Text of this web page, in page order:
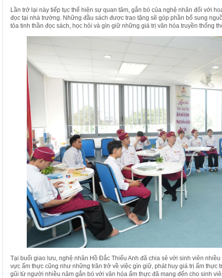
Lần trở lại này tiếp tục thể hiện sự quan tâm, gắn bó của nghệ nhân đối với
đọc tại nhà trường. Những đầu sách được trao tặng sẽ góp phần bổ sung
tỏa tinh thần đọc sách, học hỏi và gìn giữ những giá trị văn hóa truyền thống
Tại buổi giao lưu, nghệ nhân Hồ Đắc Thiếu Anh đã chia sẻ với sinh viên
vực ẩm thực cũng như những trăn trở về việc gìn giữ, phát huy giá trị ẩm thực
gũi từ người nhiều năm gắn bó với văn hóa ẩm thực đã mang đến cho sinh